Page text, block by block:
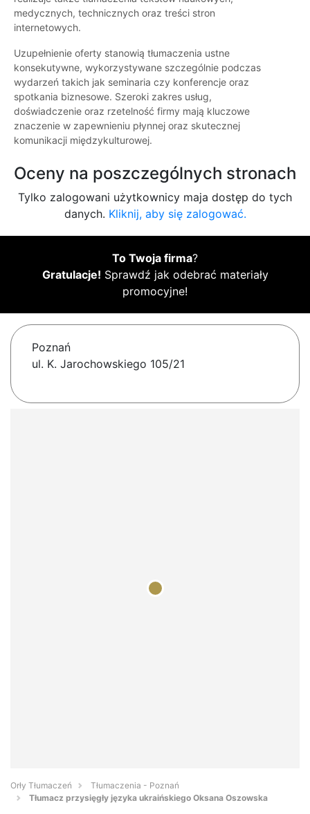
medycznych, technicznych oraz treści stron
internetowych.
Uzupełnienie oferty stanowią tłumaczenia ustne
konsekutywne, wykorzystywane szczególnie podczas
wydarzeń takich jak seminaria czy konferencje oraz
spotkania biznesowe. Szeroki zakres usług,
doświadczenie oraz rzetelność firmy mają kluczowe
znaczenie w zapewnieniu płynnej oraz skutecznej
komunikacji międzykulturowej.
Oceny na poszczególnych stronach
Tylko zalogowani użytkownicy maja dostęp do tych
danych. Kliknij, aby się zalogować.
To Twoja firma?
Gratulacje! Sprawdź jak odebrać materiały
promocyjne!
Poznań
ul. K. Jarochowskiego 105/21
Orły Tłumaczeń
Tłumaczenia - Poznań
Tłumacz przysięgły języka ukraińskiego Oksana Oszowska